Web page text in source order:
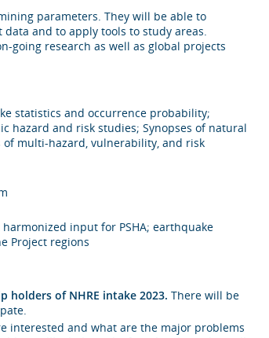
parameters. They will be able to
and to apply tools to study areas.
going research as well as global projects
statistics and occurrence probability;
hazard and risk studies; Synopses of natural
multi-hazard, vulnerability, and risk
input for PSHA; earthquake
Project regions
holders of NHRE intake 2023. There will be
interested and what are the major problems